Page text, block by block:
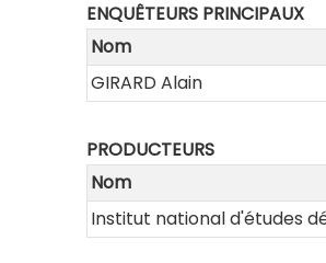
ENQUÊTEURS PRINCIPAUX
Nom
GIRARD Alain
PRODUCTEURS
Nom
Institut national d'études